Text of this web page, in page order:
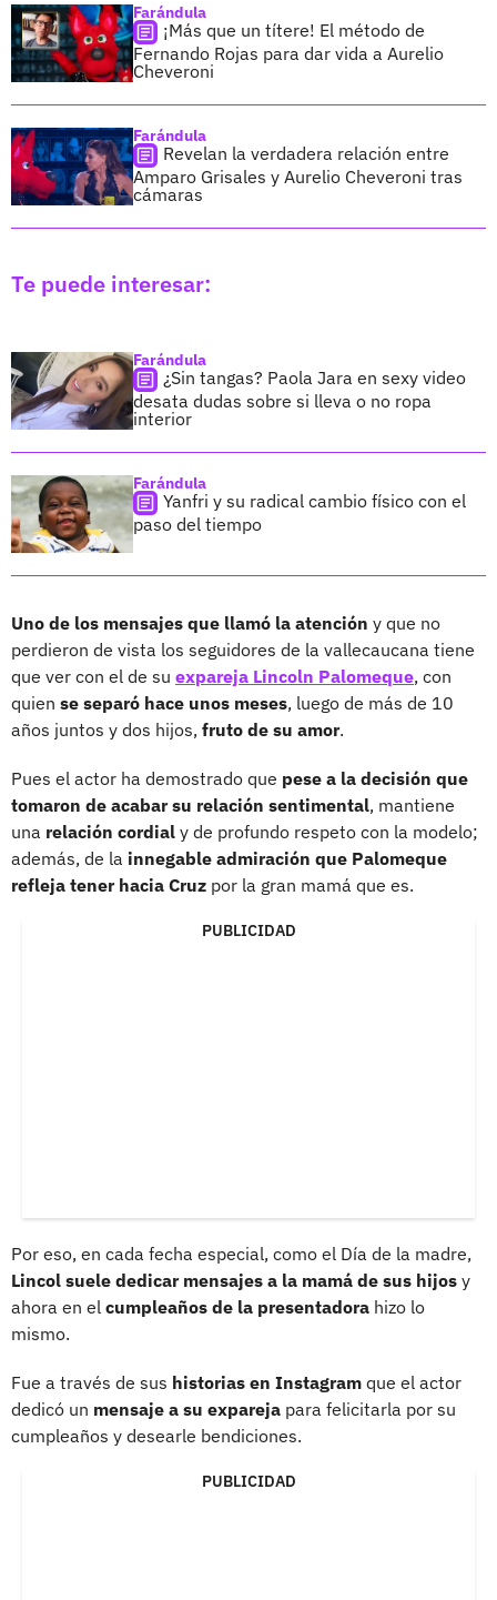
Farándula
¡Más que un títere! El método de
Fernando Rojas para dar vida a Aurelio
Cheveroni
Farándula
Revelan la verdadera relación entre
Amparo Grisales y Aurelio Cheveroni tras
cámaras
Te puede interesar:
Farándula
¿Sin tangas? Paola Jara en sexy video
desata dudas sobre si lleva o no ropa
interior
Farándula
Yanfri y su radical cambio físico con el
paso del tiempo
Uno de los mensajes que llamó la atención y que no
perdieron de vista los seguidores de la vallecaucana tiene
que ver con el de su expareja Lincoln Palomeque, con
quien se separó hace unos meses, luego de más de 10
años juntos y dos hijos, fruto de su amor.
Pues el actor ha demostrado que pese a la decisión que
tomaron de acabar su relación sentimental, mantiene
una relación cordial y de profundo respeto con la modelo;
además, de la innegable admiración que Palomeque
refleja tener hacia Cruz por la gran mamá que es.
PUBLICIDAD
Por eso, en cada fecha especial, como el Día de la madre,
Lincol suele dedicar mensajes a la mamá de sus hijos y
ahora en el cumpleaños de la presentadora hizo lo
mismo.
Fue a través de sus historias en Instagram que el actor
dedicó un mensaje a su expareja para felicitarla por su
cumpleaños y desearle bendiciones.
PUBLICIDAD